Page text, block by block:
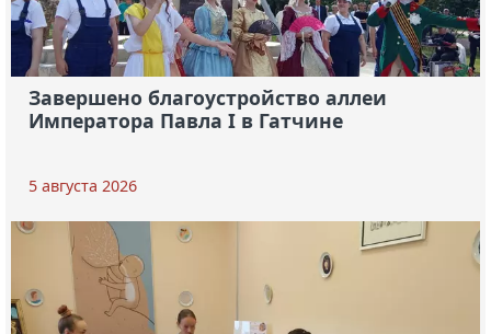
Завершено благоустройство аллеи
Императора Павла I в Гатчине
5 августа 2026